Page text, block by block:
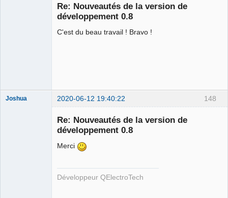
Re: Nouveautés de la version de
développement 0.8
C'est du beau travail ! Bravo !
148
Joshua 2020-06-12 19:40:22
Re: Nouveautés de la version de
développement 0.8
Merci
Développeur QElectroTech